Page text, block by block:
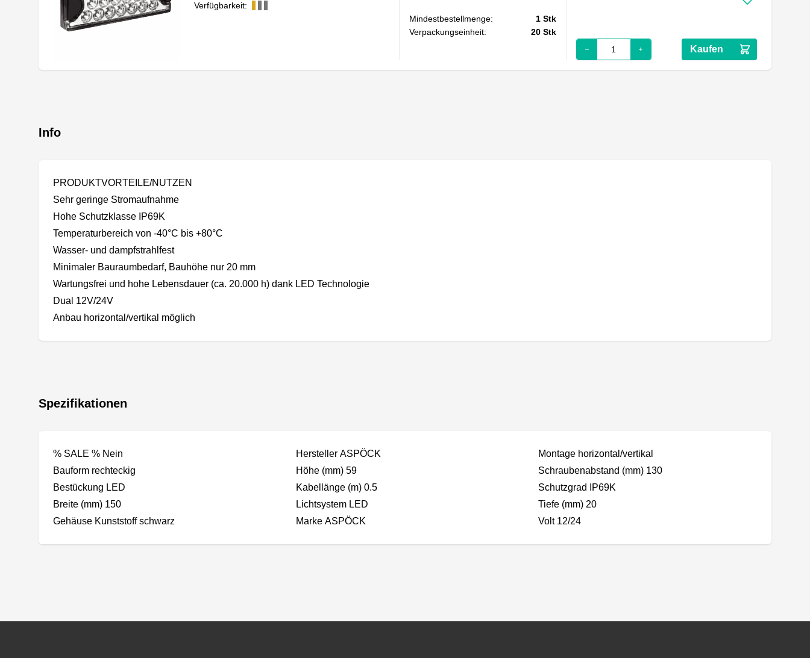
Verfügbarkeit:
Mindestbestellmenge: 1 Stk
Verpackungseinheit:
20 Stk
Kaufen
Info
PRODUKTVORTEILE/NUTZEN
Sehr geringe Stromaufnahme
Hohe Schutzklasse IP69K
Temperaturbereich von -40°C bis +80°C
Wasser- und dampfstrahlfest
Minimaler Bauraumbedarf, Bauhöhe nur 20 mm
Wartungsfrei und hohe Lebensdauer (ca. 20.000 h) dank LED Technologie
Dual 12V/24V
Anbau horizontal/vertikal möglich
Spezifikationen
% SALE % Nein
Bauform rechteckig
Bestückung LED
Breite (mm) 150
Gehäuse Kunststoff schwarz
Hersteller ASPÖCK
Höhe (mm) 59
Kabellänge (m) 0.5
Lichtsystem LED
Marke ASPÖCK
Montage horizontal/vertikal
Schraubenabstand (mm) 130
Schutzgrad IP69K
Tiefe (mm) 20
Volt 12/24